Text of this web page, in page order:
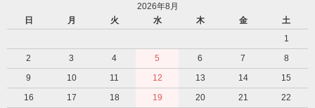
2026年8月
日
月 火 水 木 金
土
1
2
3 4 5 6 7
8
9
10 11 12 13 14
15
16
17 18 19 20 21
22